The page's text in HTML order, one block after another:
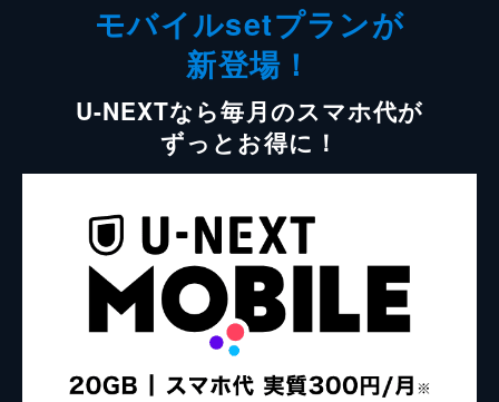
モバイルsetプランが
新登場！
U-NEXTなら毎月のスマホ代が
ずっとお得に！